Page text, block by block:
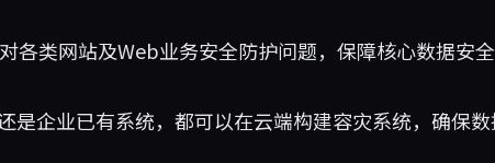
各类网站及Web业务安全防护问题，保障核心数据安全
是企业已有系统，都可以在云端构建容灾系统，确保